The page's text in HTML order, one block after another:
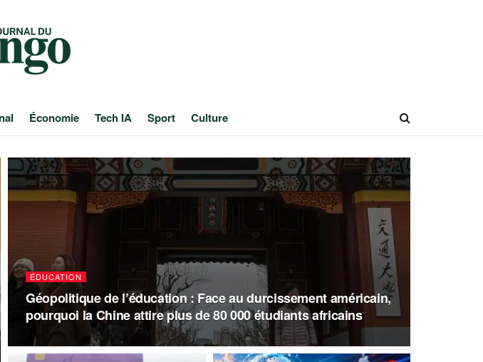
Économie Tech IA Sport Culture
ÉDUCATION
Géopolitique de l’éducation : Face au durcissement américain,
pourquoi la Chine attire plus de 80 000 étudiants africains